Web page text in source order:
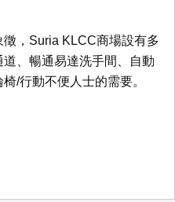
，Suria KLCC商場設有多
、暢通易達洗手間、自動
/行動不便人士的需要。